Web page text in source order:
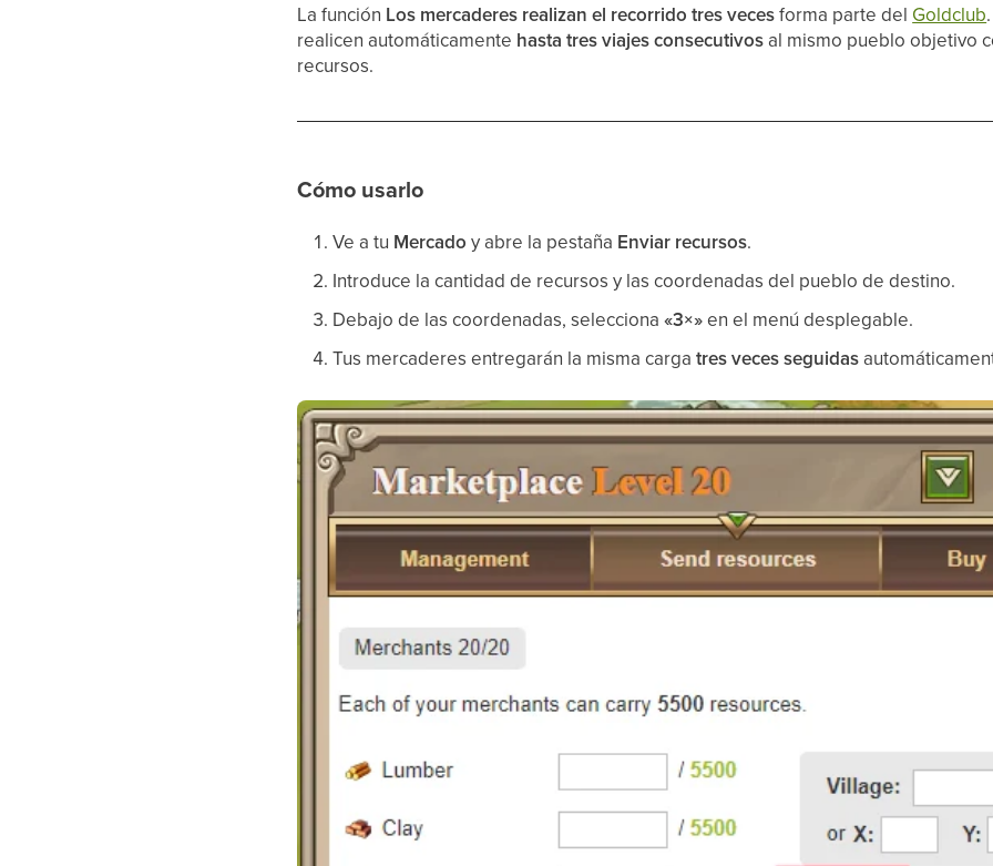
La función Los mercaderes realizan el recorrido tres vecesforma parte del Goldclub
realicen automáticamente hasta tres viajes consecutivos al mismo pueblo objetivo
recursos.
Cómo usarlo
Ve a tu Mercado y abre la pestaña Enviar recursos.
Introduce la cantidad de recursos y las coordenadas del pueblo de destino.
Debajo de las coordenadas, selecciona«3×»en el menú desplegable.
Tus mercaderes entregarán la misma cargatres veces seguidas